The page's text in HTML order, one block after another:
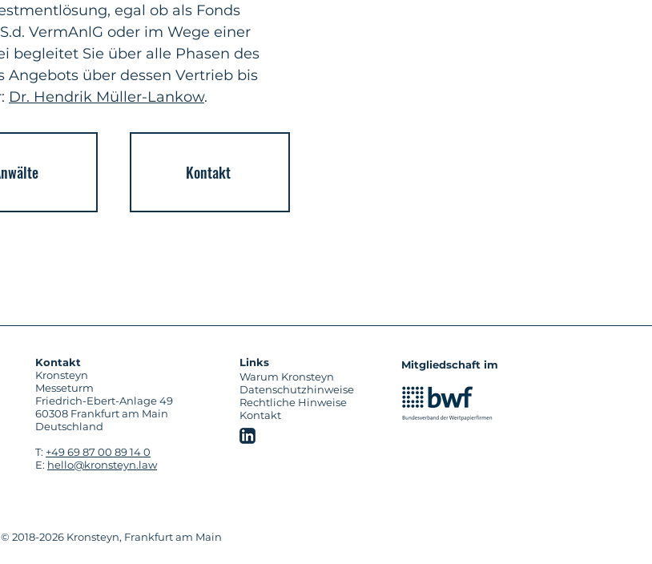
egal ob als Fonds
VermAnlG oder im Wege einer
begleitet Sie über alle Phasen des
über dessen Vertrieb bis
Dr. Hendrik Müller-Lankow.
Kontakt
Kontakt
Kronsteyn
Messeturm
Friedrich-Ebert-Anlage 49
60308 Frankfurt am Main
Deutschland
T: +49 69 87 00 89 14 0
E: hello@kronsteyn.law
Links
Warum Kronsteyn
Datenschutzhinweise
Rechtliche Hinweise
Kontakt
Mitgliedschaft im
© 2018-2026 Kronsteyn, Frankfurt am Main